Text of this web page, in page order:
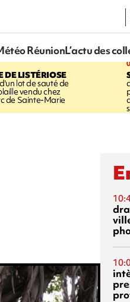
RéunionL’actu des
DE LISTÉRIOSE
lot de sauté de
vendu chez
de Sainte-Marie